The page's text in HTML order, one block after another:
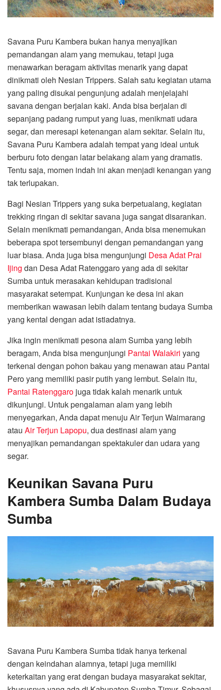
Savana Puru Kambera bukan hanya menyajikan
pemandangan alam yang memukau, tetapi juga
menawarkan beragam aktivitas menarik yang dapat
dinikmati oleh Nesian Trippers. Salah satu kegiatan utama
yang paling disukai pengunjung adalah menjelajahi
savana dengan berjalan kaki. Anda bisa berjalan di
sepanjang padang rumput yang luas, menikmati udara
segar, dan meresapi ketenangan alam sekitar. Selain itu,
Savana Puru Kambera adalah tempat yang ideal untuk
berburu foto dengan latar belakang alam yang dramatis.
Tentu saja, momen indah ini akan menjadi kenangan yang
tak terlupakan.
Bagi Nesian Trippers yang suka berpetualang, kegiatan
trekking ringan di sekitar savana juga sangat disarankan.
Selain menikmati pemandangan, Anda bisa menemukan
beberapa spot tersembunyi dengan pemandangan yang
luar biasa. Anda juga bisa mengunjungi Desa Adat Prai
Ijing dan Desa Adat Ratenggaro yang ada di sekitar
Sumba untuk merasakan kehidupan tradisional
masyarakat setempat. Kunjungan ke desa ini akan
memberikan wawasan lebih dalam tentang budaya Sumba
yang kental dengan adat istiadatnya.
Jika ingin menikmati pesona alam Sumba yang lebih
beragam, Anda bisa mengunjungi Pantai Walakiri yang
terkenal dengan pohon bakau yang menawan atau Pantai
Pero yang memiliki pasir putih yang lembut. Selain itu,
Pantai Ratenggaro juga tidak kalah menarik untuk
dikunjungi. Untuk pengalaman alam yang lebih
menyegarkan, Anda dapat menuju Air Terjun Waimarang
atau Air Terjun Lapopu, dua destinasi alam yang
menyajikan pemandangan spektakuler dan udara yang
segar.
Keunikan Savana Puru
Kambera Sumba Dalam Budaya
Sumba
Savana Puru Kambera Sumba tidak hanya terkenal
dengan keindahan alamnya, tetapi juga memiliki
keterkaitan yang erat dengan budaya masyarakat sekitar,